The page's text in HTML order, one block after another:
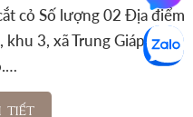
cỏ Số lượng 02 Địa điểm
3, xã Trung Giáp,
tiết